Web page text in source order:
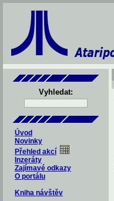
Vyhledat:
Úvod
Novinky
Přehled akcí
Inzeráty
Zajímavé odkazy
O portálu
Kniha návštěv